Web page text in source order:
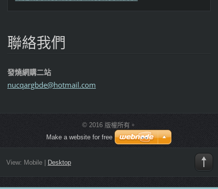
聯絡我們
發燒網購二站
nucqargbde@hotmail.com
© 2016 版權所有。
Make a website for free
View: Mobile| Desktop